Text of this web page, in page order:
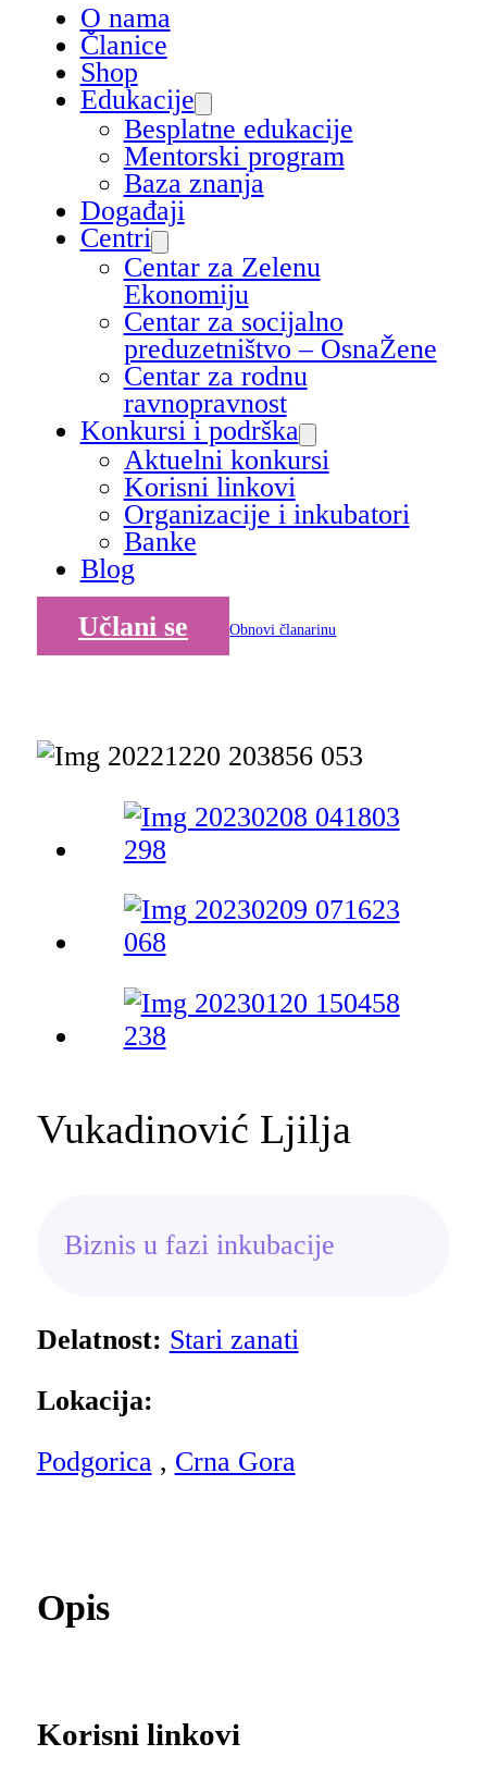
O nama
Članice
Shop
Edukacije
Besplatne edukacije
Mentorski program
Baza znanja
Događaji
Centri
Centar za Zelenu
Ekonomiju
Centar za socijalno
preduzetništvo – OsnaŽene
Centar za rodnu
ravnopravnost
Konkursi i podrška
Aktuelni konkursi
Korisni linkovi
Organizacije i inkubatori
Banke
Blog
Učlani se
Obnovi članarinu
Vukadinović Ljilja
Biznis u fazi inkubacije
Delatnost: Stari zanati
Lokacija:
Podgorica , Crna Gora
Opis
Korisni linkovi